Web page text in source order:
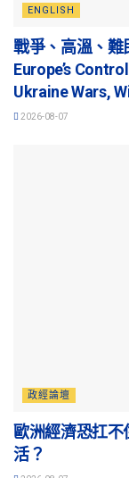
ENGLISH
戰爭、高溫、難
Europe’s
Ukraine Wars,
2026-08-07
政經論壇
歐洲經濟恐扛
活？